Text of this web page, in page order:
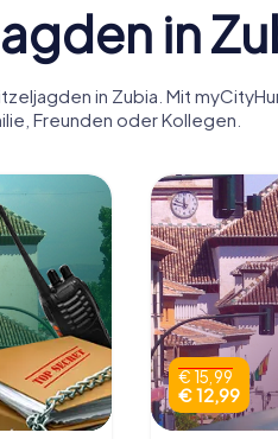
in
in Zubia. Mit
Freunden oder Kollegen.
€ 15,99
€ 12,99